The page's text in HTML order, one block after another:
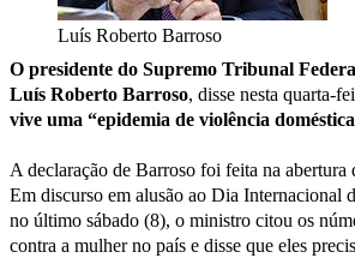
Luís Roberto Barroso
O presidente do Supremo Tribunal
Luís Roberto Barroso, disse nesta quarta-
vive uma “epidemia de violência
A declaração de Barroso foi feita na abertura
Em discurso em alusão ao Dia Internacional
no último sábado (8), o ministro citou os
contra a mulher no país e disse que eles